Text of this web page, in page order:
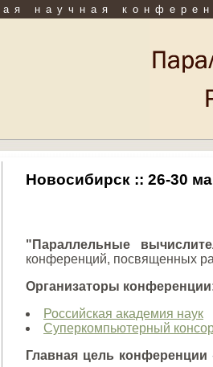
научная
Новосибирск :: 26-30
"Параллельные
конференций, посвященных
Организаторы
Российская академия наук
Суперкомпьютерный
Главная цель конференции